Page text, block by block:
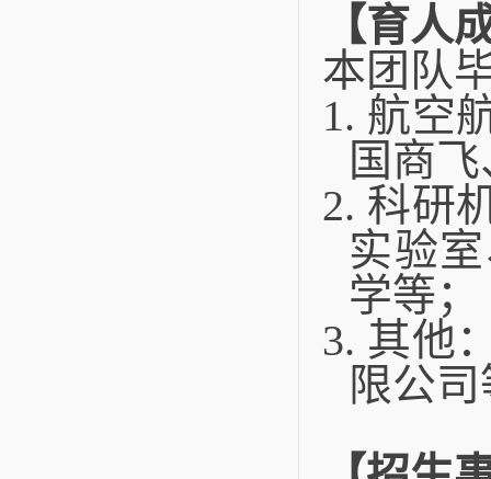
【育人
本团队
1. 航空
国商
2. 科研
实验
学等；
3. 其他
限公